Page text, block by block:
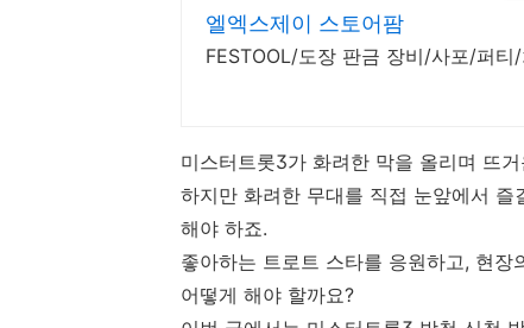
엘엑스제이 스토어팜
FESTOOL/도장 판금 장비/사포/퍼
미스터트롯3가 화려한 막을 올리며 뜨
하지만 화려한 무대를 직접 눈앞에서
해야 하죠.
좋아하는 트로트 스타를 응원하고, 현
어떻게 해야 할까요?